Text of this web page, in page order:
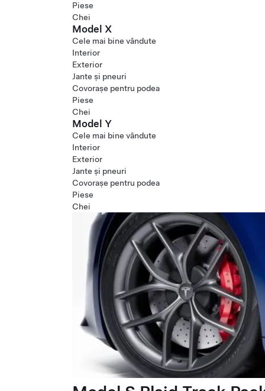
Piese
Chei
Model X
Cele mai bine vândute
Interior
Exterior
Jante și pneuri
Covorașe pentru podea
Piese
Chei
Model Y
Cele mai bine vândute
Interior
Exterior
Jante și pneuri
Covorașe pentru podea
Piese
Chei